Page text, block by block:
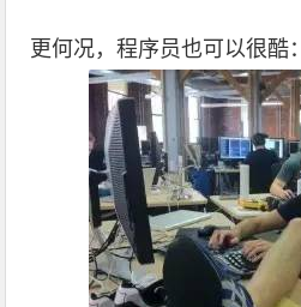
更何况，程序员也可以很酷：